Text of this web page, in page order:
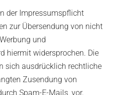
der Impressumspflicht
zur Übersendung von nicht
und
hiermit widersprochen. Die
sich ausdrücklich rechtliche
Zusendung von
Spam-E-Mails, vor.